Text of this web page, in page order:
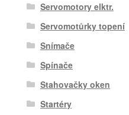
Servomotory elktr.
Servomotůrky topení
Snímače
Spínače
Stahovačky oken
Startéry